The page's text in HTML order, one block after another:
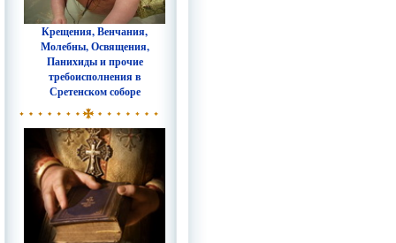
Крещения, Венчания,
Молебны, Освящения,
Панихиды и прочие
требоисполнения в
Сретенском соборе